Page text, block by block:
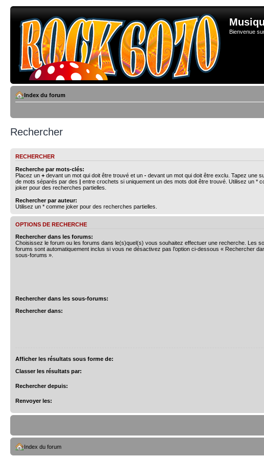
Bienvenue
Index du forum
Rechercher
RECHERCHER
Recherche par mots-clés:
Placez un + devant un mot qui doit être trouvé et un - devant un mot qui doit être exclu. Tapez une
de mots séparés par des | entre crochets si uniquement un des mots doit être trouvé. Utilisez un *
joker pour des recherches partielles.
Rechercher par auteur:
Utilisez un * comme joker pour des recherches partielles.
OPTIONS DE RECHERCHE
Rechercher dans les forums:
Choisissez le forum ou les forums dans le(s)quel(s) vous souhaitez effectuer une recherche. Les
forums sont automatiquement inclus si vous ne désactivez pas l’option ci-dessous « Rechercher
sous-forums ».
Rechercher dans les sous-forums:
Rechercher dans:
Afficher les résultats sous forme de:
Classer les résultats par:
Rechercher depuis:
Renvoyer les:
Index du forum